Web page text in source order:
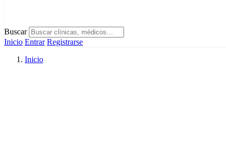
Buscar
Inicio Entrar Registrarse
Inicio